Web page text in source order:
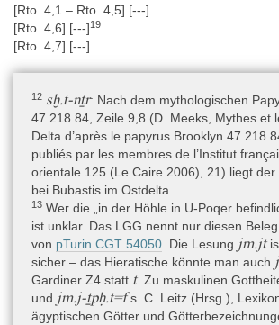
Literatur zu den Metadaten
- Champollion 1826: J. F. Champollion,
Blacas d’Aulps relatives au Musée Royal
Suite des monuments historiques (Paris
- Demarée 1993: R. J. Demarée,
Administrative Papyri in the Museo Egizio, in:
Sesto Congresso internazionale di egittologia.
1993), 101–105.
- Ministero della pubblica istruzione 1880:
istruzione (Hrsg.), Documenti inedití per
musei d’Italia. Bd. 3 (Firenze, Roma 1880).
- Fabretti 1882: A. Fabretti, Regio Museo
egizie. Vol. 1, Catalogo generale dei musei
oggetti d’arte raccolti nelle gallerie e
(Torino 1882).
- Roccati 1975: A. Roccati, Scavi nel Museo
[Rto. 4,1 – Rto. 4,5] [---]
[Rto. 4,6] [---]19
[Rto. 4,7] [---]
12 sḫ.t-nṯr: Nach dem mythologischen
47.218.84, Zeile 9,8 (D. Meeks, Mythes et
Delta d’après le papyrus Brooklyn
publiés par les membres de l’Institut
orientale 125 (Le Caire 2006), 21) liegt der
bei Bubastis im Ostdelta.
13 Wer die „in der Höhle in U-Poqer
ist unklar. Das LGG nennt nur diesen
von pTurin CGT 54050 . Die Lesung jm.jt
sicher – das Hieratische könnte man auch
Gardiner Z4 statt t. Zu maskulinen
und jm.j-ṯpḥ.t=fs. C. Leitz (Hrsg.),
ägyptischen Götter und